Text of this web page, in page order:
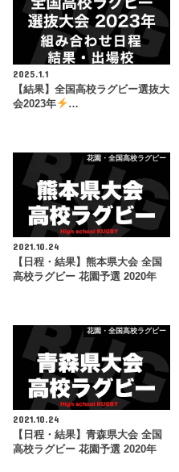
2025.1.1
【結果】全国高校ラグビー選抜大
会2023年
…
花園・全国高校ラグビー
2021.10.24
【日程・結果】熊本県大会 全国
高校ラグビー 花園予選 2020年
花園・全国高校ラグビー
2021.10.24
【日程・結果】青森県大会 全国
高校ラグビー 花園予選 2020年